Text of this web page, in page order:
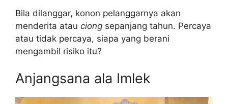
Bila dilanggar, konon pelanggarnya akan
menderita atau ciong sepanjang tahun. Percaya
atau tidak percaya, siapa yang berani
mengambil risiko itu?
Anjangsana ala Imlek